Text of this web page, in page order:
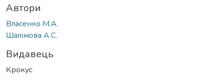
Автори
Власенко М.А.
Шалімова А.С.
Видавець
Крокус